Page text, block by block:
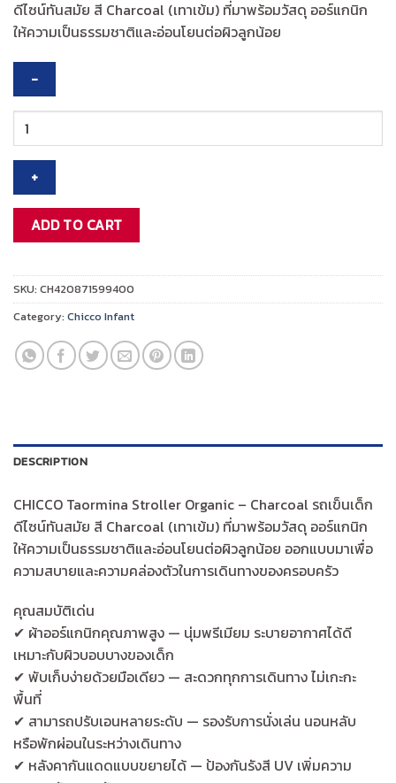
฿10,995.00.฿8,796.00.
ดีไซน์ทันสมัย สี Charcoal (เทาเข้ม) ที่มาพร้อมวัสดุ ออร์แกนิก
ให้ความเป็นธรรมชาติและอ่อนโยนต่อผิวลูกน้อย
CHICCO
TAORMINA
STROLLER
ORGANIC-
CHARCOAL
quantity
ADD TO CART
SKU: CH420871599400
Category: Chicco Infant
DESCRIPTION
CHICCO Taormina Stroller Organic – Charcoal รถเข็นเด็ก
ดีไซน์ทันสมัย สี Charcoal (เทาเข้ม) ที่มาพร้อมวัสดุ ออร์แกนิก
ให้ความเป็นธรรมชาติและอ่อนโยนต่อผิวลูกน้อย ออกแบบมาเพื่อ
ความสบายและความคล่องตัวในการเดินทางของครอบครัว
คุณสมบัติเด่น
✔ ผ้าออร์แกนิกคุณภาพสูง — นุ่มพรีเมียม ระบายอากาศได้ดี
เหมาะกับผิวบอบบางของเด็ก
✔ พับเก็บง่ายด้วยมือเดียว — สะดวกทุกการเดินทาง ไม่เกะกะ
พื้นที่
✔ สามารถปรับเอนหลายระดับ — รองรับการนั่งเล่น นอนหลับ
หรือพักผ่อนในระหว่างเดินทาง
✔ หลังคากันแดดแบบขยายได้ — ป้องกันรังสี UV เพิ่มความ